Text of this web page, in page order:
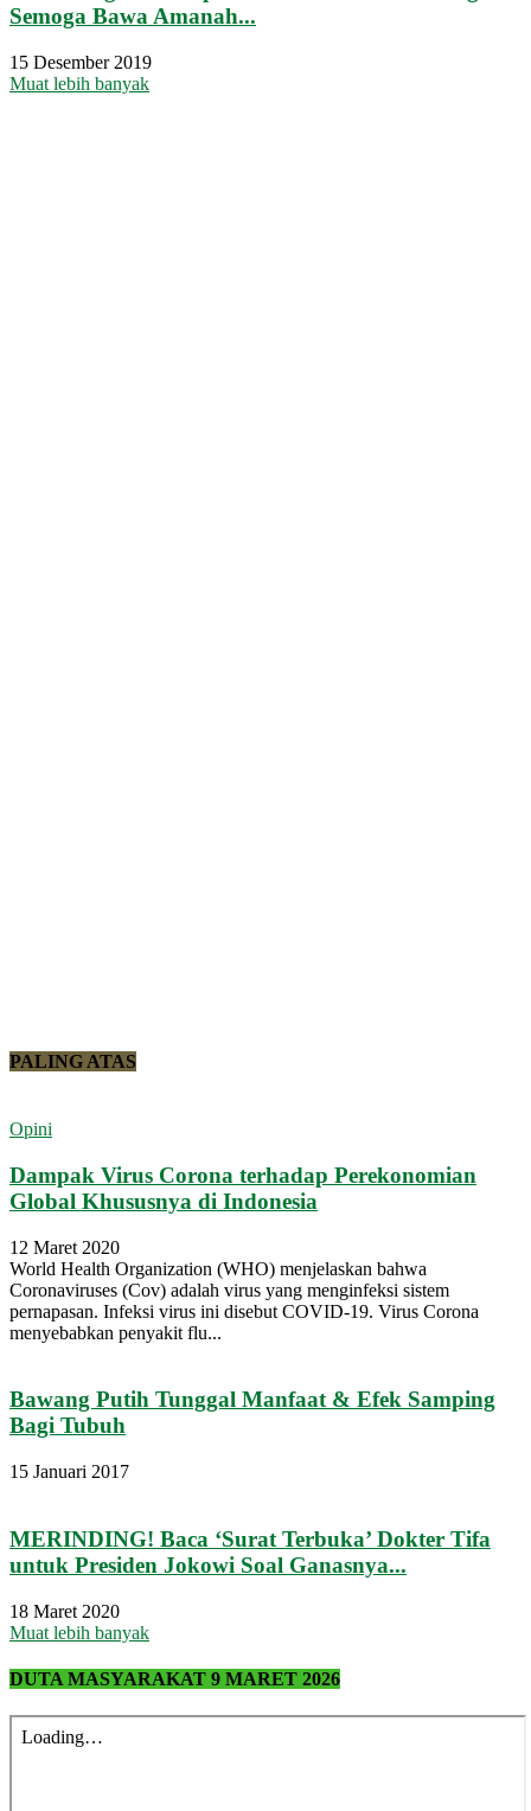
Semoga Bawa Amanah...
15 Desember 2019
Muat lebih banyak
PALING ATAS
Opini
Dampak Virus Corona terhadap Perekonomian
Global Khususnya di Indonesia
12 Maret 2020
World Health Organization (WHO) menjelaskan bahwa
Coronaviruses (Cov) adalah virus yang menginfeksi sistem
pernapasan. Infeksi virus ini disebut COVID-19. Virus Corona
menyebabkan penyakit flu...
Bawang Putih Tunggal Manfaat & Efek Samping
Bagi Tubuh
15 Januari 2017
MERINDING! Baca ‘Surat Terbuka’ Dokter Tifa
untuk Presiden Jokowi Soal Ganasnya...
18 Maret 2020
Muat lebih banyak
DUTA MASYARAKAT 9 MARET 2026